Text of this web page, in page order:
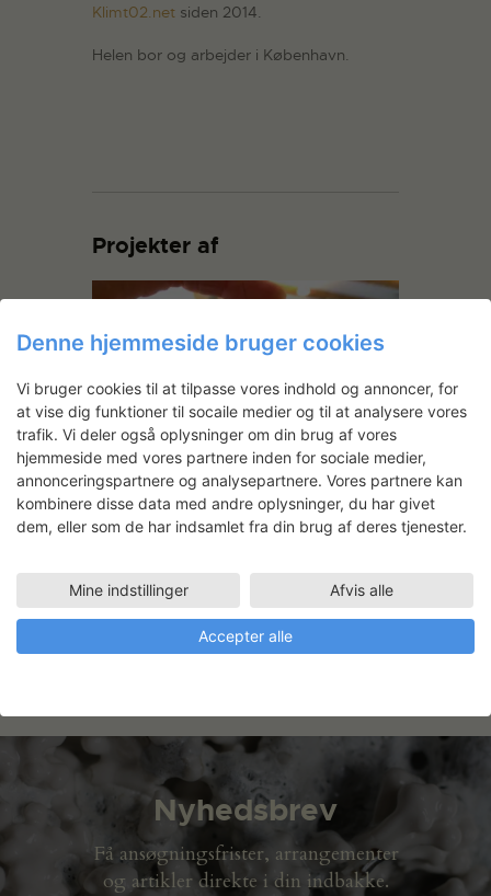
Klimt02.net siden 2014.
Helen bor og arbejder i København.
Projekter af
Time Flies
Smykkeformgiver, Helen Clara Hemsley,
soloudstilling på OFFICINET. Udstillingen
tager udgangspunkt i Helens kunstneriske
praksis gennem de sidste 22 år.
Nyhedsbrev
Få ansøgningsfrister, arrangementer
og artikler direkte i din indbakke.
Denne hjemmeside bruger cookies
Vi bruger cookies til at tilpasse vores indhold og annoncer, for
at vise dig funktioner til socaile medier og til at analysere vores
trafik. Vi deler også oplysninger om din brug af vores
hjemmeside med vores partnere inden for sociale medier,
annonceringspartnere og analysepartnere. Vores partnere kan
kombinere disse data med andre oplysninger, du har givet
dem, eller som de har indsamlet fra din brug af deres tjenester.
Mine indstillinger Afvis alle
Accepter alle